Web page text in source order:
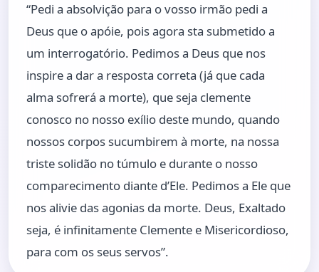
“Pedi a absolvição para o vosso irmão pedi a
Deus que o apóie, pois agora sta submetido a
um interrogatório. Pedimos a Deus que nos
inspire a dar a resposta correta (já que cada
alma sofrerá a morte), que seja clemente
conosco no nosso exílio deste mundo, quando
nossos corpos sucumbirem à morte, na nossa
triste solidão no túmulo e durante o nosso
comparecimento diante d’Ele. Pedimos a Ele que
nos alivie das agonias da morte. Deus, Exaltado
seja, é infinitamente Clemente e Misericordioso,
para com os seus servos”.